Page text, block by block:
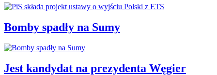
Bomby spadły na Sumy
Jest kandydat na prezydenta Węgier